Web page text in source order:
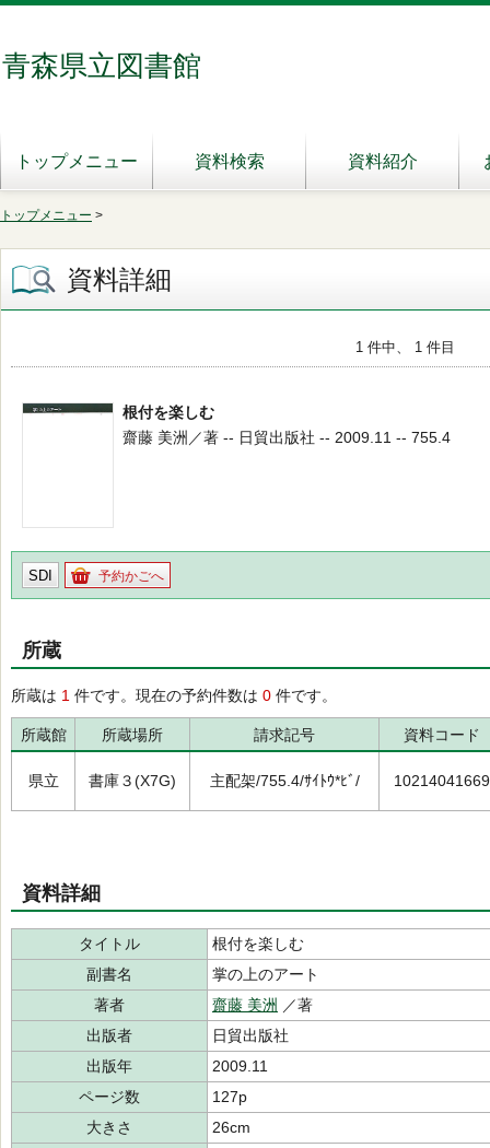
青森県立図書館
トップメニュー 資料検索 資料紹介
トップメニュー >
資料詳細
1 件中、 1 件目
根付を楽しむ
齋藤 美洲／著 -- 日貿出版社 -- 2009.11 -- 755.4
SDI 予約かごへ
所蔵
所蔵は 1 件です。現在の予約件数は 0 件です。
所蔵館 所蔵場所 請求記号 資料コード
県立 書庫３(X7G) 主配架/755.4/ｻｲﾄｳ*ﾋﾞ/ 10214041669
資料詳細
タイトル
根付を楽しむ
副書名
掌の上のアート
著者
齋藤 美洲 ／著
出版者
日貿出版社
出版年
2009.11
ページ数
127p
大きさ
26cm